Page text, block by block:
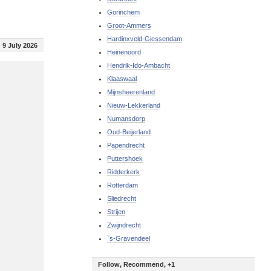
9 July 2026
Gorinchem
Groot-Ammers
Hardinxveld-Giessendam
Heinenoord
Hendrik-Ido-Ambacht
Klaaswaal
Mijnsheerenland
Nieuw-Lekkerland
Numansdorp
Oud-Beijerland
Papendrecht
Puttershoek
Ridderkerk
Rotterdam
Sliedrecht
Strijen
Zwijndrecht
`s-Gravendeel
Follow, Recommend, +1